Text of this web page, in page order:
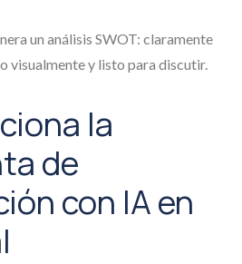
un análisis SWOT: claramente
visualmente y listo para discutir.
la
de
con IA en